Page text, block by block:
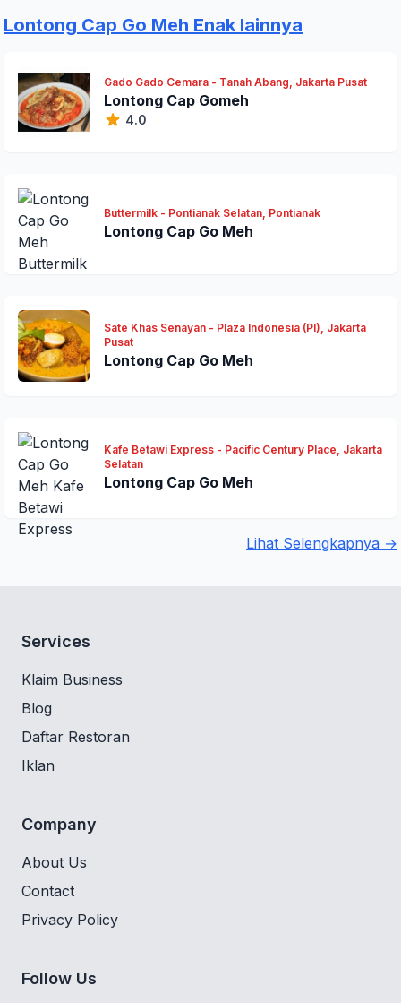
Lontong Cap Go Meh Enak lainnya
Gado Gado Cemara - Tanah Abang, Jakarta Pusat
Lontong Cap Gomeh
4.0
Buttermilk - Pontianak Selatan, Pontianak
Lontong Cap Go Meh
Sate Khas Senayan - Plaza Indonesia (PI), Jakarta
Pusat
Lontong Cap Go Meh
Kafe Betawi Express - Pacific Century Place, Jakarta
Selatan
Lontong Cap Go Meh
Lihat Selengkapnya →
Services
Klaim Business
Blog
Daftar Restoran
Iklan
Company
About Us
Contact
Privacy Policy
Follow Us